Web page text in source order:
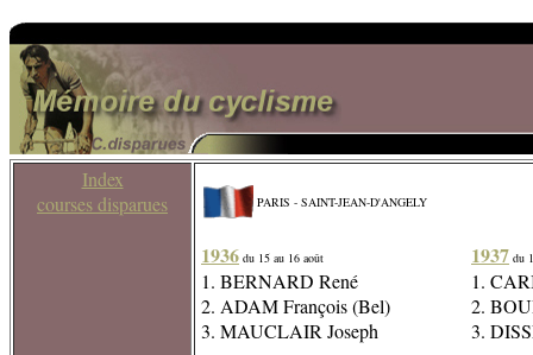
Index
courses disparues
PARIS - SAINT-JEAN-D'ANGELY
1936 du 15 au 16 août
1. BERNARD René
2. ADAM François (Bel)
3. MAUCLAIR Joseph
1937 du
1.
2.
3.